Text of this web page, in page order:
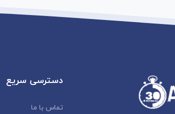
دسترسی سریع
تماس با ما